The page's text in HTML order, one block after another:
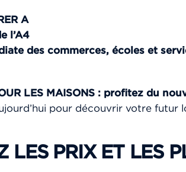
A
l’A4
des commerces, écoles et
LES MAISONS : profitez du
pour découvrir votre futur
LES PRIX ET LES